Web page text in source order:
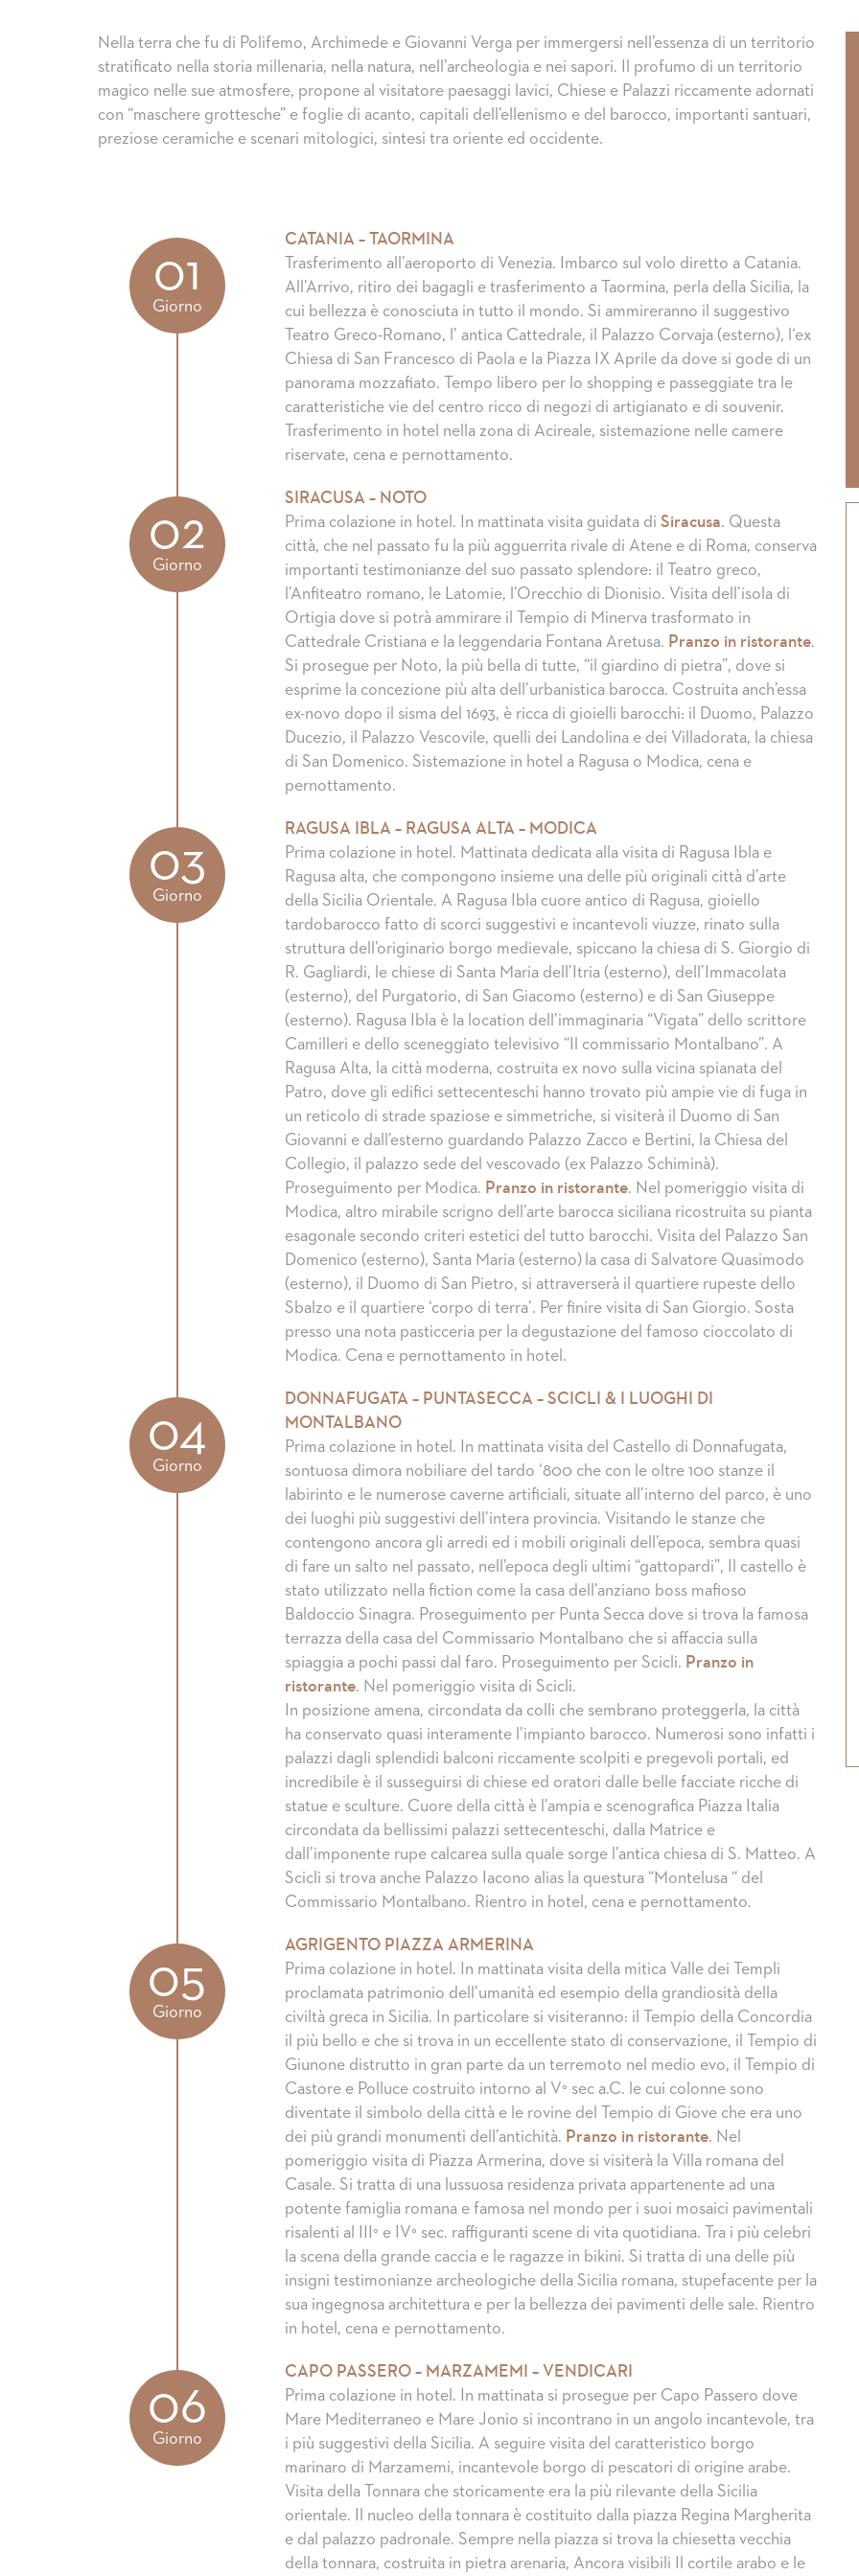
Nella terra che fu di Polifemo, Archimede e Giovanni Verga per immergersi nell’essenza di un territorio
stratificato nella storia millenaria, nella natura, nell’archeologia e nei sapori. Il profumo di un territorio
magico nelle sue atmosfere, propone al visitatore paesaggi lavici, Chiese e Palazzi riccamente adornati
con “maschere grottesche” e foglie di acanto, capitali dell’ellenismo e del barocco, importanti santuari,
preziose ceramiche e scenari mitologici, sintesi tra oriente ed occidente.
01
Giorno
CATANIA – TAORMINA
Trasferimento all’aeroporto di Venezia. Imbarco sul volo diretto a Catania.
All’Arrivo, ritiro dei bagagli e trasferimento a Taormina, perla della Sicilia, la
cui bellezza è conosciuta in tutto il mondo. Si ammireranno il suggestivo
Teatro Greco-Romano, l’ antica Cattedrale, il Palazzo Corvaja (esterno), l‘ex
Chiesa di San Francesco di Paola e la Piazza IX Aprile da dove si gode di un
panorama mozzafiato. Tempo libero per lo shopping e passeggiate tra le
caratteristiche vie del centro ricco di negozi di artigianato e di souvenir.
Trasferimento in hotel nella zona di Acireale, sistemazione nelle camere
riservate, cena e pernottamento.
02
Giorno
SIRACUSA – NOTO
Prima colazione in hotel. In mattinata visita guidata di Siracusa. Questa
città, che nel passato fu la più agguerrita rivale di Atene e di Roma, conserva
importanti testimonianze del suo passato splendore: il Teatro greco,
l’Anfiteatro romano, le Latomie, l’Orecchio di Dionisio. Visita dell’isola di
Ortigia dove si potrà ammirare il Tempio di Minerva trasformato in
Cattedrale Cristiana e la leggendaria Fontana Aretusa. Pranzo in ristorante.
Si prosegue per Noto, la più bella di tutte, “il giardino di pietra”, dove si
esprime la concezione più alta dell’urbanistica barocca. Costruita anch’essa
ex-novo dopo il sisma del 1693, è ricca di gioielli barocchi: il Duomo, Palazzo
Ducezio, il Palazzo Vescovile, quelli dei Landolina e dei Villadorata, la chiesa
di San Domenico. Sistemazione in hotel a Ragusa o Modica, cena e
pernottamento.
03
Giorno
RAGUSA IBLA – RAGUSA ALTA – MODICA
Prima colazione in hotel. Mattinata dedicata alla visita di Ragusa Ibla e
Ragusa alta, che compongono insieme una delle più originali città d’arte
della Sicilia Orientale. A Ragusa Ibla cuore antico di Ragusa, gioiello
tardobarocco fatto di scorci suggestivi e incantevoli viuzze, rinato sulla
struttura dell’originario borgo medievale, spiccano la chiesa di S. Giorgio di
R. Gagliardi, le chiese di Santa Maria dell’Itria (esterno), dell’Immacolata
(esterno), del Purgatorio, di San Giacomo (esterno) e di San Giuseppe
(esterno). Ragusa Ibla è la location dell’immaginaria “Vigata” dello scrittore
Camilleri e dello sceneggiato televisivo “Il commissario Montalbano”. A
Ragusa Alta, la città moderna, costruita ex novo sulla vicina spianata del
Patro, dove gli edifici settecenteschi hanno trovato più ampie vie di fuga in
un reticolo di strade spaziose e simmetriche, si visiterà il Duomo di San
Giovanni e dall’esterno guardando Palazzo Zacco e Bertini, la Chiesa del
Collegio, il palazzo sede del vescovado (ex Palazzo Schiminà).
Proseguimento per Modica. Pranzo in ristorante. Nel pomeriggio visita di
Modica, altro mirabile scrigno dell’arte barocca siciliana ricostruita su pianta
esagonale secondo criteri estetici del tutto barocchi. Visita del Palazzo San
Domenico (esterno), Santa Maria (esterno) la casa di Salvatore Quasimodo
(esterno), il Duomo di San Pietro, si attraverserà il quartiere rupeste dello
Sbalzo e il quartiere ‘corpo di terra’. Per finire visita di San Giorgio. Sosta
presso una nota pasticceria per la degustazione del famoso cioccolato di
Modica. Cena e pernottamento in hotel.
04
Giorno
DONNAFUGATA – PUNTASECCA – SCICLI & I LUOGHI DI
MONTALBANO
Prima colazione in hotel. In mattinata visita del Castello di Donnafugata,
sontuosa dimora nobiliare del tardo ‘800 che con le oltre 100 stanze il
labirinto e le numerose caverne artificiali, situate all’interno del parco, è uno
dei luoghi più suggestivi dell’intera provincia. Visitando le stanze che
contengono ancora gli arredi ed i mobili originali dell’epoca, sembra quasi
di fare un salto nel passato, nell’epoca degli ultimi “gattopardi”, Il castello è
stato utilizzato nella fiction come la casa dell’anziano boss mafioso
Baldoccio Sinagra. Proseguimento per Punta Secca dove si trova la famosa
terrazza della casa del Commissario Montalbano che si affaccia sulla
spiaggia a pochi passi dal faro. Proseguimento per Scicli. Pranzo in
ristorante. Nel pomeriggio visita di Scicli.
In posizione amena, circondata da colli che sembrano proteggerla, la città
ha conservato quasi interamente l’impianto barocco. Numerosi sono infatti i
palazzi dagli splendidi balconi riccamente scolpiti e pregevoli portali, ed
incredibile è il susseguirsi di chiese ed oratori dalle belle facciate ricche di
statue e sculture. Cuore della città è l’ampia e scenografica Piazza Italia
circondata da bellissimi palazzi settecenteschi, dalla Matrice e
dall’imponente rupe calcarea sulla quale sorge l’antica chiesa di S. Matteo. A
Scicli si trova anche Palazzo Iacono alias la questura “Montelusa “ del
Commissario Montalbano. Rientro in hotel, cena e pernottamento.
05
Giorno
AGRIGENTO PIAZZA ARMERINA
Prima colazione in hotel. In mattinata visita della mitica Valle dei Templi
proclamata patrimonio dell’umanità ed esempio della grandiosità della
civiltà greca in Sicilia. In particolare si visiteranno: il Tempio della Concordia
il più bello e che si trova in un eccellente stato di conservazione, il Tempio di
Giunone distrutto in gran parte da un terremoto nel medio evo, il Tempio di
Castore e Polluce costruito intorno al V° sec a.C. le cui colonne sono
diventate il simbolo della città e le rovine del Tempio di Giove che era uno
dei più grandi monumenti dell’antichità. Pranzo in ristorante. Nel
pomeriggio visita di Piazza Armerina, dove si visiterà la Villa romana del
Casale. Si tratta di una lussuosa residenza privata appartenente ad una
potente famiglia romana e famosa nel mondo per i suoi mosaici pavimentali
risalenti al III° e IV° sec. raffiguranti scene di vita quotidiana. Tra i più celebri
la scena della grande caccia e le ragazze in bikini. Si tratta di una delle più
insigni testimonianze archeologiche della Sicilia romana, stupefacente per la
sua ingegnosa architettura e per la bellezza dei pavimenti delle sale. Rientro
in hotel, cena e pernottamento.
06
Giorno
CAPO PASSERO – MARZAMEMI – VENDICARI
Prima colazione in hotel. In mattinata si prosegue per Capo Passero dove
Mare Mediterraneo e Mare Jonio si incontrano in un angolo incantevole, tra
i più suggestivi della Sicilia. A seguire visita del caratteristico borgo
marinaro di Marzamemi, incantevole borgo di pescatori di origine arabe.
Visita della Tonnara che storicamente era la più rilevante della Sicilia
orientale. Il nucleo della tonnara è costituito dalla piazza Regina Margherita
e dal palazzo padronale. Sempre nella piazza si trova la chiesetta vecchia
della tonnara, costruita in pietra arenaria, Ancora visibili Il cortile arabo e le